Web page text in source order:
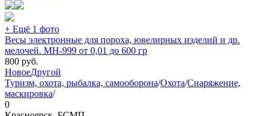
+ Ещё 1 фото
Весы электронные для пороха, ювелирных изделий и др.
мелочей. MH-999 от 0,01 до 600 гр
800 руб.
НовоеДругой
Туризм, охота, рыбалка, самооборона/Охота/Снаряжение,
маскировка/
0